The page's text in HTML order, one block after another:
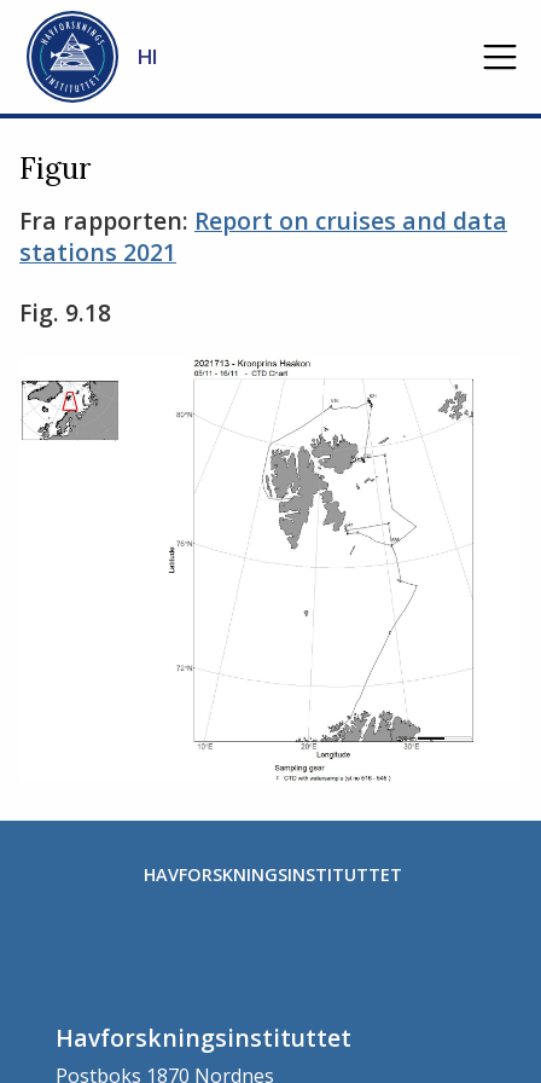
Gå til hovedinnhold
HI
Figur
Fra rapporten: Report on cruises and data
stations 2021
Fig. 9.18
HAVFORSKNINGSINSTITUTTET
Havforskningsinstituttet
Postboks 1870 Nordnes